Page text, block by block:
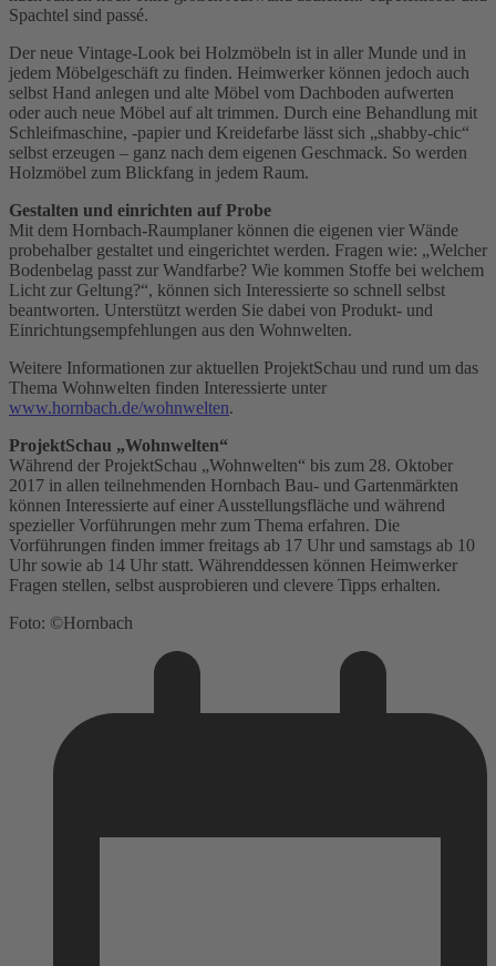
Spachtel sind passé.
Der neue Vintage-Look bei Holzmöbeln ist in aller Munde und in
jedem Möbelgeschäft zu finden. Heimwerker können jedoch auch
selbst Hand anlegen und alte Möbel vom Dachboden aufwerten
oder auch neue Möbel auf alt trimmen. Durch eine Behandlung mit
Schleifmaschine, -papier und Kreidefarbe lässt sich „shabby-chic“
selbst erzeugen – ganz nach dem eigenen Geschmack. So werden
Holzmöbel zum Blickfang in jedem Raum.
Gestalten und einrichten auf Probe
Mit dem Hornbach-Raumplaner können die eigenen vier Wände
probehalber gestaltet und eingerichtet werden. Fragen wie: „Welcher
Bodenbelag passt zur Wandfarbe? Wie kommen Stoffe bei welchem
Licht zur Geltung?“, können sich Interessierte so schnell selbst
beantworten. Unterstützt werden Sie dabei von Produkt- und
Einrichtungsempfehlungen aus den Wohnwelten.
Weitere Informationen zur aktuellen ProjektSchau und rund um das
Thema Wohnwelten finden Interessierte unter
www.hornbach.de/wohnwelten.
ProjektSchau „Wohnwelten“
Während der ProjektSchau „Wohnwelten“ bis zum 28. Oktober
2017 in allen teilnehmenden Hornbach Bau- und Gartenmärkten
können Interessierte auf einer Ausstellungsfläche und während
spezieller Vorführungen mehr zum Thema erfahren. Die
Vorführungen finden immer freitags ab 17 Uhr und samstags ab 10
Uhr sowie ab 14 Uhr statt. Währenddessen können Heimwerker
Fragen stellen, selbst ausprobieren und clevere Tipps erhalten.
Foto: ©Hornbach